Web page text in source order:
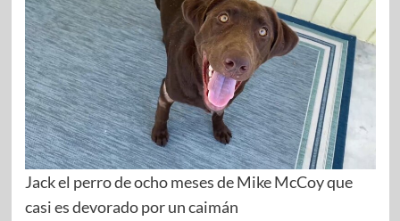
Jack el perro de ocho meses de Mike McCoy que
casi es devorado por un caimán